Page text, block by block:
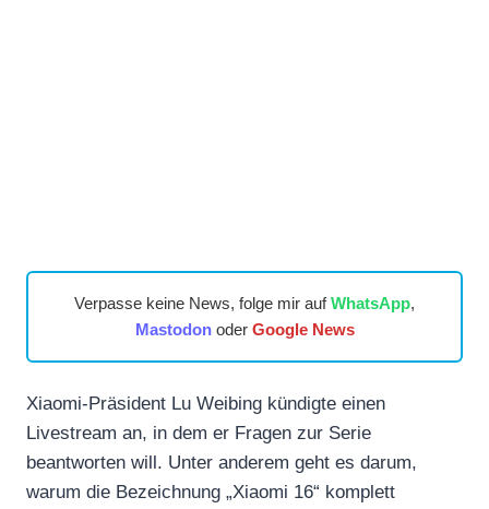
Verpasse keine News, folge mir aufWhatsApp,
Mastodonoder Google News
Xiaomi-Präsident Lu Weibing kündigte einen
Livestream an, in dem er Fragen zur Serie
beantworten will. Unter anderem geht es darum,
warum die Bezeichnung „Xiaomi 16“ komplett